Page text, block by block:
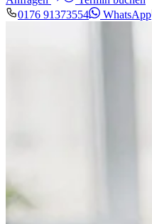
0176 91373554
WhatsApp